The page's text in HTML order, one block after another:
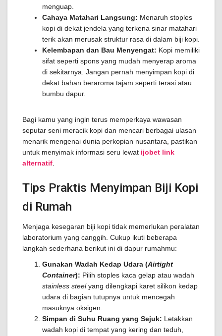
menguap.
Cahaya Matahari Langsung: Menaruh stoples
kopi di dekat jendela yang terkena sinar matahari
terik akan merusak struktur rasa di dalam biji kopi.
Kelembapan dan Bau Menyengat: Kopi memiliki
sifat seperti spons yang mudah menyerap aroma
di sekitarnya. Jangan pernah menyimpan kopi di
dekat bahan beraroma tajam seperti terasi atau
bumbu dapur.
Bagi kamu yang ingin terus memperkaya wawasan
seputar seni meracik kopi dan mencari berbagai ulasan
menarik mengenai dunia perkopian nusantara, pastikan
untuk menyimak informasi seru lewat ijobet link
alternatif
Tips Praktis Menyimpan Biji Kopi
di Rumah
Menjaga kesegaran biji kopi tidak memerlukan peralatan
laboratorium yang canggih. Cukup ikuti beberapa
langkah sederhana berikut ini di dapur rumahmu:
Gunakan Wadah Kedap Udara (Airtight
Container): Pilih stoples kaca gelap atau wadah
stainless steelyang dilengkapi karet silikon kedap
udara di bagian tutupnya untuk mencegah
masuknya oksigen.
Simpan di Suhu Ruang yang Sejuk: Letakkan
wadah kopi di tempat yang kering dan teduh,